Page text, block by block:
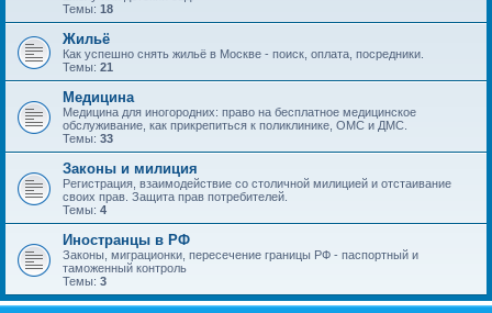
Темы: 18
Жильё
Как успешно снять жильё в Москве - поиск, оплата, посредники.
Темы: 21
Медицина
Медицина для иногородних: право на бесплатное медицинское
обслуживание, как прикрепиться к поликлинике, ОМС и ДМС.
Темы: 33
Законы и милиция
Регистрация, взаимодействие со столичной милицией и отстаивание
своих прав. Защита прав потребителей.
Темы: 4
Иностранцы в РФ
Законы, миграционки, пересечение границы РФ - паспортный и
таможенный контроль
Темы: 3